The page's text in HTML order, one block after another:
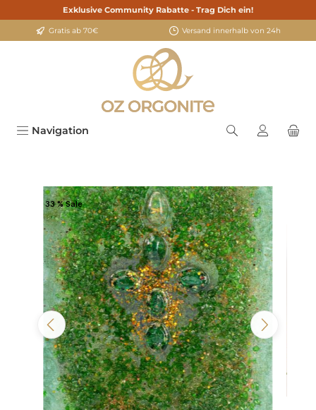
springenExklusive Community Rabatte - Trag Dich ein!
Gratis ab 70€ Versand innerhalb von 24h
Navigation
Bildergalerie überspringen
33 % Sale